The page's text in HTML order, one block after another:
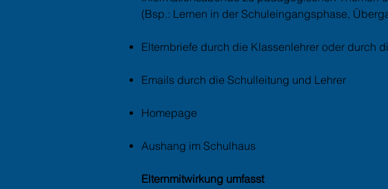
(Bsp.: Lernen in der Schuleingangsphase,
Elternbriefe durch die Klassenlehrer oder durch
Emails durch die Schulleitung und Lehrer
Homepage
Aushang im Schulhaus
Elternmitwirkung umfasst